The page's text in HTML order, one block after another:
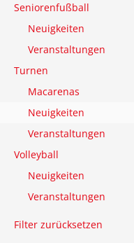
Seniorenfußball
Neuigkeiten
Veranstaltungen
Turnen
Macarenas
Neuigkeiten
Veranstaltungen
Volleyball
Neuigkeiten
Veranstaltungen
Filter zurücksetzen